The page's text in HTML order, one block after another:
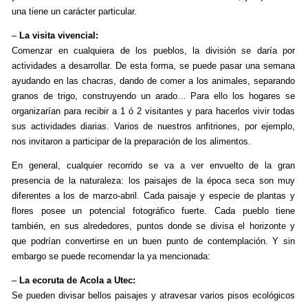
una tiene un carácter particular.
– La visita vivencial:
Comenzar en cualquiera de los pueblos, la división se daría por
actividades a desarrollar. De esta forma, se puede pasar una semana
ayudando en las chacras, dando de comer a los animales, separando
granos de trigo, construyendo un arado… Para ello los hogares se
organizarían para recibir a 1 ó 2 visitantes y para hacerlos vivir todas
sus actividades diarias. Varios de nuestros anfitriones, por ejemplo,
nos invitaron a participar de la preparación de los alimentos.
En general, cualquier recorrido se va a ver envuelto de la gran
presencia de la naturaleza: los paisajes de la época seca son muy
diferentes a los de marzo-abril. Cada paisaje y especie de plantas y
flores posee un potencial fotográfico fuerte. Cada pueblo tiene
también, en sus alrededores, puntos donde se divisa el horizonte y
que podrían convertirse en un buen punto de contemplación. Y sin
embargo se puede recomendar la ya mencionada:
– La ecoruta de Acola a Utec:
Se pueden divisar bellos paisajes y atravesar varios pisos ecológicos